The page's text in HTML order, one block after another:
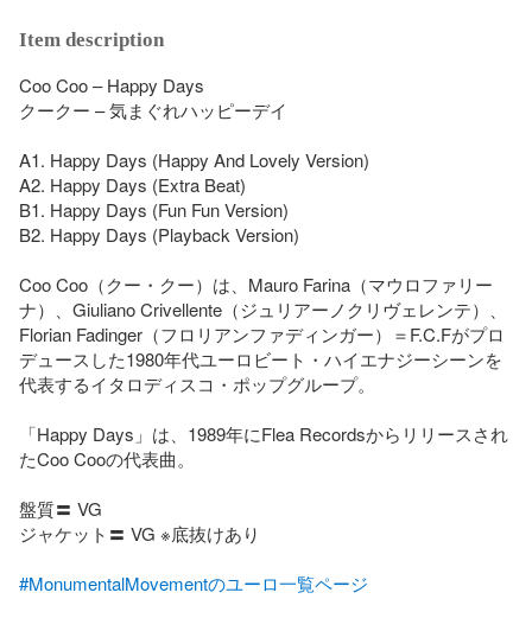
Item description
Coo Coo – Happy Days
クークー – 気まぐれハッピーデイ
A1. Happy Days (Happy And Lovely Version)
A2. Happy Days (Extra Beat)
B1. Happy Days (Fun Fun Version)
B2. Happy Days (Playback Version)
Coo Coo（クー・クー）は、Mauro Farina（マウロファリー
ナ）、Giuliano Crivellente（ジュリアーノクリヴェレンテ）、
Florian Fadinger（フロリアンファディンガー）＝F.C.Fがプロ
デュースした1980年代ユーロビート・ハイエナジーシーンを
代表するイタロディスコ・ポップグループ。
「Happy Days」は、1989年にFlea Recordsからリリースされ
たCoo Cooの代表曲。
盤質〓 VG
ジャケット〓 VG ※底抜けあり
#MonumentalMovementのユーロ一覧ページ